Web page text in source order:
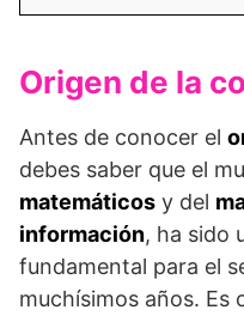
Origen de la
Antes de conocer el
debes saber que el
matemáticos y del
información, ha sido
fundamental para el
muchísimos años. Es